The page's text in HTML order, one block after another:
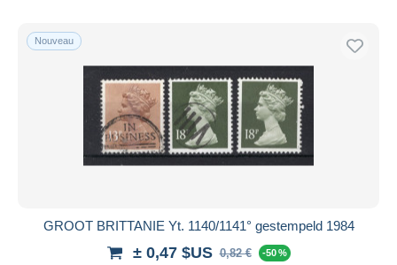
Nouveau
GROOT BRITTANIE Yt. 1140/1141° gestempeld 1984
± 0,47 $US 0,82 € -50 %